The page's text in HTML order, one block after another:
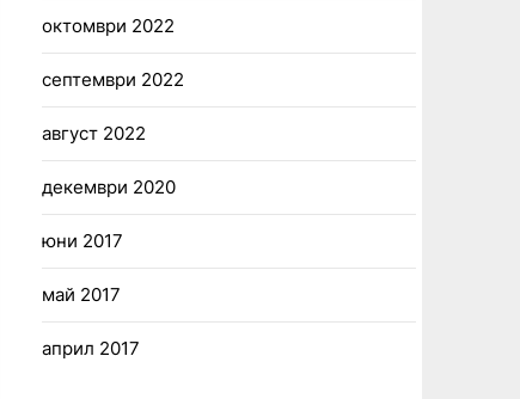
октомври 2022
септември 2022
август 2022
декември 2020
юни 2017
май 2017
април 2017